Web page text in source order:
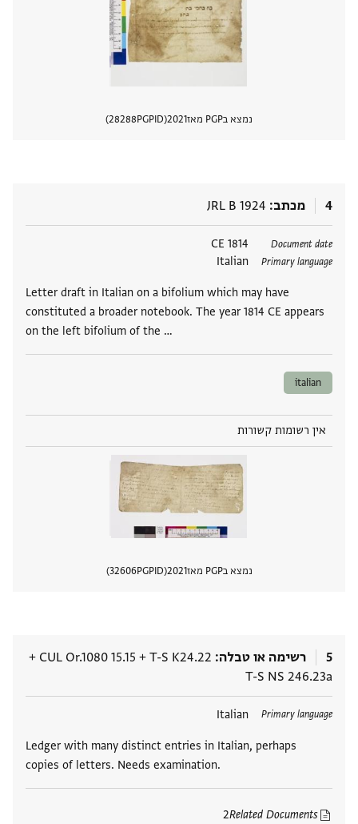
נמצא בPGP מאז 2021
PGPID
28288
4 מכתב JRL B 1924
Document date
1814 CE
Primary language
Italian
Letter draft in Italian on a bifolium which may have
constituted a broader notebook. The year 1814 CE appears
on the left bifolium of the …
תגים
italian
אין רשומות קשורות
נמצא בPGP מאז 2021
PGPID
32606
5 רשימה או טבלה T-S K24.22
+
CUL Or.1080 15.15
+
T-S NS 246.23a
Primary language
Italian
Ledger with many distinct entries in Italian, perhaps
copies of letters. Needs examination.
Related Documents
2
תגים